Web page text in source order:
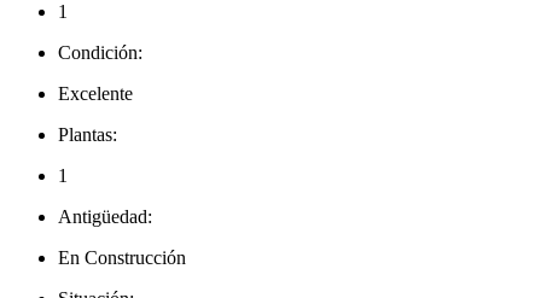
1
Condición:
Excelente
Plantas:
1
Antigüedad:
En Construcción